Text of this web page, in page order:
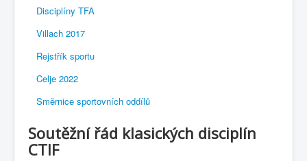
Disciplíny TFA
Villach 2017
Rejstřík sportu
Celje 2022
Směrnice sportovních oddílů
Soutěžní řád klasických disciplín
CTIF